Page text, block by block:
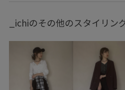
体型カバー モノトーンコーデ
ナチュラル イエベ春
トップス シャツ/ブラウス
_ichiのその他のスタイリン